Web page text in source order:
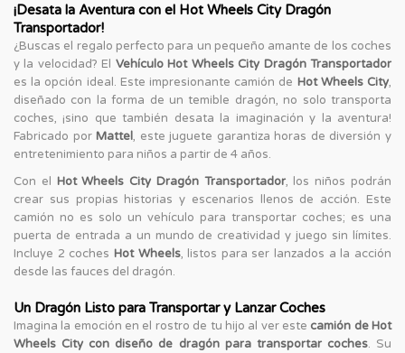
¡Desata la Aventura con el Hot Wheels City Dragón
Transportador!
¿Buscas el regalo perfecto para un pequeño amante de los coches
y la velocidad? El Vehículo Hot Wheels City Dragón Transportador
es la opción ideal. Este impresionante camión de Hot Wheels City,
diseñado con la forma de un temible dragón, no solo transporta
coches, ¡sino que también desata la imaginación y la aventura!
Fabricado porMattel, este juguete garantiza horas de diversión y
entretenimiento para niños a partir de 4 años.
Con el Hot Wheels City Dragón Transportador, los niños podrán
crear sus propias historias y escenarios llenos de acción. Este
camión no es solo un vehículo para transportar coches; es una
puerta de entrada a un mundo de creatividad y juego sin límites.
Incluye 2 coches Hot Wheels, listos para ser lanzados a la acción
desde las fauces del dragón.
Un Dragón Listo para Transportar y Lanzar Coches
Imagina la emoción en el rostro de tu hijo al ver este camión de Hot
Wheels City con diseño de dragón para transportar coches. Su